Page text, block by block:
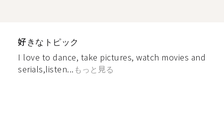
好きなトピック
I love to dance, take pictures, watch movies and
serials,listen... もっと見る